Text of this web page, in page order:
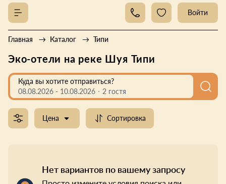
Войти
Главная Каталог Типи
Эко-отели на реке Шуя Типи
Куда вы хотите отправиться?
08.08.2026 - 10.08.2026 2 гостя
Цена Сортировка
Нет вариантов по вашему запросу